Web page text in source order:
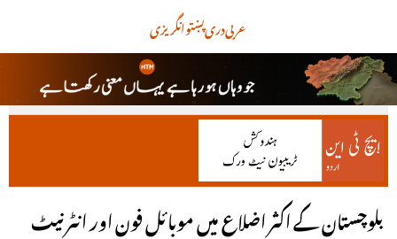
انگریزیپښتودریعربی
بلوچستان کے اکثر اضلاع میں موبائل فون اور انٹرنیٹ